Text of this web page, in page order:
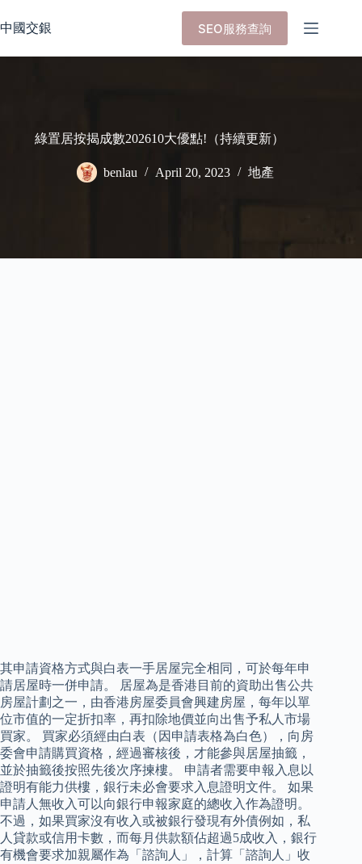
to
content
中國交銀 SEO服務查詢
綠置居按揭成數202610大優點!（持續更新）
benlau April 20, 2023 地產
其申請資格方式與白表一手居屋完全相同，可於每年申
請居屋時一併申請。 居屋為是香港目前的資助出售公共
房屋計劃之一，由香港房屋委員會興建房屋，每年以單
位市值的一定折扣率，再扣除地價並向出售予私人市場
買家。 買家必須經由白表（因申請表格為白色），向房
委會申請購買資格，經過審核後，才能參與居屋抽籤，
並於抽籤後按照先後次序揀樓。 申請者需要申報入息以
證明有能力供樓，銀行未必會要求入息證明文件。 如果
申請人無收入可以向銀行申報家庭的總收入作為證明。
不過，如果買家沒有收入或被銀行發現有外債例如，私
人貸款或信用卡數，而每月供款額佔超過5成收入，銀行
有機會要求加親屬作為「諮詢人」，計算「諮詢人」收